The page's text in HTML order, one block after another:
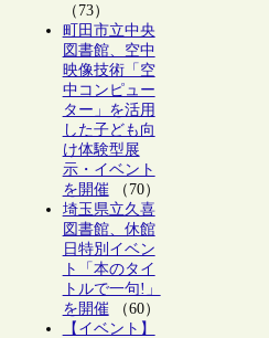
（73）
町田市立中央
図書館、空中
映像技術「空
中コンピュー
ター」を活用
した子ども向
け体験型展
示・イベント
を開催（70）
埼玉県立久喜
図書館、休館
日特別イベン
ト「本のタイ
トルで一句!」
を開催（60）
【イベント】